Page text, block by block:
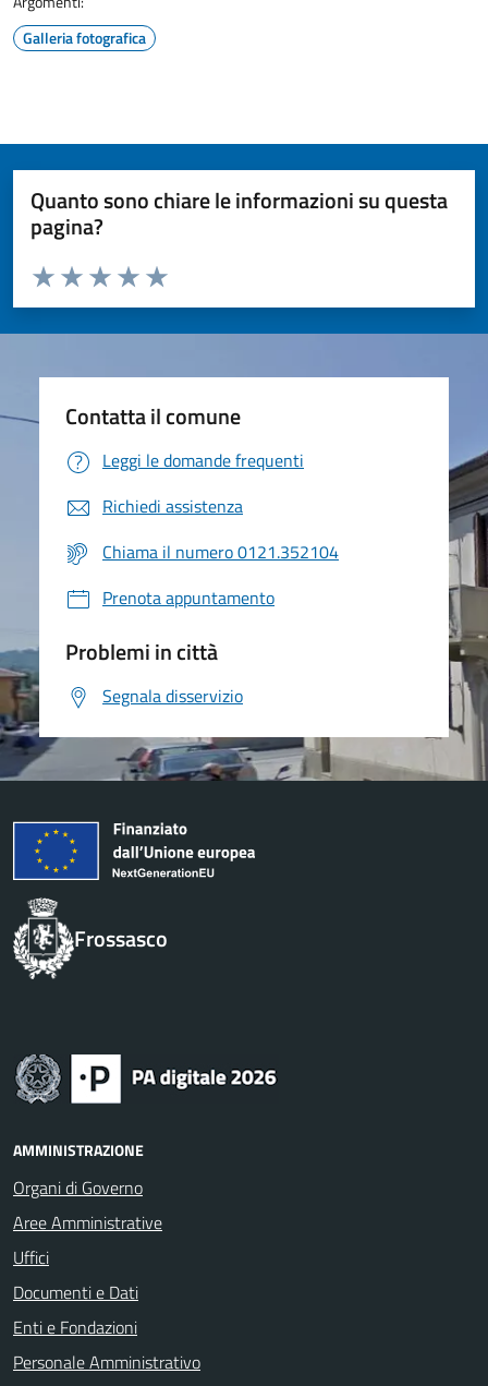
Galleria fotografica
Quanto sono chiare le informazioni su questa
pagina?
Valuta da 1 a 5 stelle la pagina
Valuta 5 stelle su 5
Valuta 4 stelle su 5
Valuta 3 stelle su 5
Valuta 2 stelle su 5
Valuta 1 stelle su 5
Contatta il comune
Leggi le domande frequenti
Richiedi assistenza
Chiama il numero 0121.352104
Prenota appuntamento
Problemi in città
Segnala disservizio
Frossasco
AMMINISTRAZIONE
Organi di Governo
Aree Amministrative
Uffici
Documenti e Dati
Enti e Fondazioni
Personale Amministrativo